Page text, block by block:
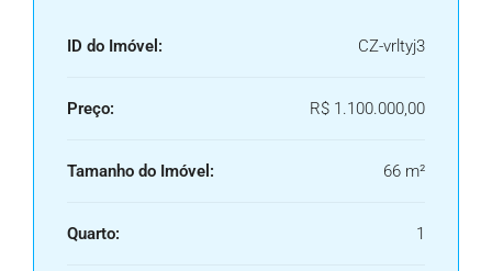
ID do Imóvel: CZ-vrltyj3
Preço: R$ 1.100.000,00
Tamanho do Imóvel: 66 m²
Quarto: 1